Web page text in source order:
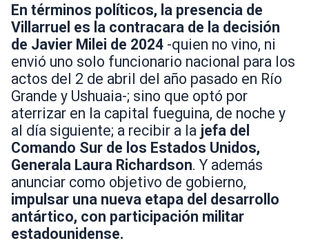
En términos políticos, la presencia de
Villarruel es la contracara de la decisión
de Javier Milei de 2024 -quien no vino, ni
envió uno solo funcionario nacional para los
actos del 2 de abril del año pasado en Río
Grande y Ushuaia-; sino que optó por
aterrizar en la capital fueguina, de noche y
al día siguiente; a recibir a la jefa del
Comando Sur de los Estados Unidos,
Generala Laura Richardson. Y además
anunciar como objetivo de gobierno,
impulsar una nueva etapa del desarrollo
antártico, con participación militar
estadounidense.